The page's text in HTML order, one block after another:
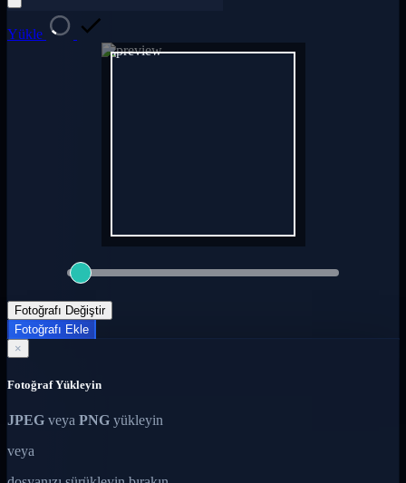
Yükle
Fotoğrafı Değiştir
Fotoğrafı Ekle
×
Fotoğraf Yükleyin
JPEG veya PNG yükleyin
veya